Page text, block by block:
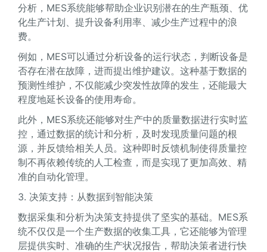
分析，MES系统能够帮助企业识别潜在的生产瓶颈、优
化生产计划、提升设备利用率、减少生产过程中的浪
费。
例如，MES可以通过分析设备的运行状态，判断设备是
否存在潜在故障，进而提出维护建议。这种基于数据的
预测性维护，不仅能减少突发性故障的发生，还能最大
程度地延长设备的使用寿命。
此外，MES系统还能够对生产中的质量数据进行实时监
控，通过数据的统计和分析，及时发现质量问题的根
源，并反馈给相关人员。这种即时反馈机制使得质量控
制不再依赖传统的人工检查，而是实现了更加高效、精
准的自动化管理。
3. 决策支持：从数据到智能决策
数据采集和分析为决策支持提供了坚实的基础。MES系
统不仅仅是一个生产数据的收集工具，它还能够为管理
层提供实时、准确的生产状况报告，帮助决策者进行快